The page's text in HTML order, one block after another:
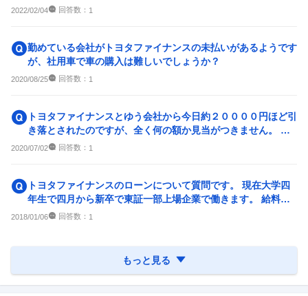
す。
2022/02/04 回答数： 1
勤めている会社がトヨタファイナンスの未払いがあるようです
が、社用車で車の購入は難しいでしょうか？
2020/08/25 回答数： 1
トヨタファイナンスとゆう会社から今日約２００００円ほど引
き落とされたのですが、全く何の額か見当がつきません。 ご
存知の方いらっしゃいますか？
2020/07/02 回答数： 1
トヨタファイナンスのローンについて質問です。 現在大学四
年生で四月から新卒で東証一部上場企業で働きます。 給料は2
9万円で自宅から通う...
2018/01/06 回答数： 1
もっと見る